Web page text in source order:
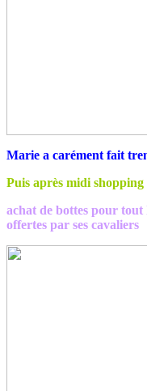
Marie a carément fait
Puis après midi
achat de bottes pour
offertes par ses cavaliers